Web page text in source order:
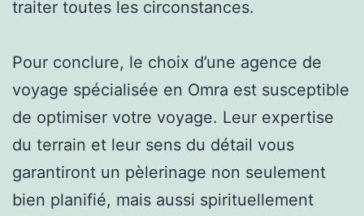
traiter toutes les circonstances.
Pour conclure, le choix d’une agence de
voyage spécialisée en Omra est susceptible
de optimiser votre voyage. Leur expertise
du terrain et leur sens du détail vous
garantiront un pèlerinage non seulement
bien planifié, mais aussi spirituellement